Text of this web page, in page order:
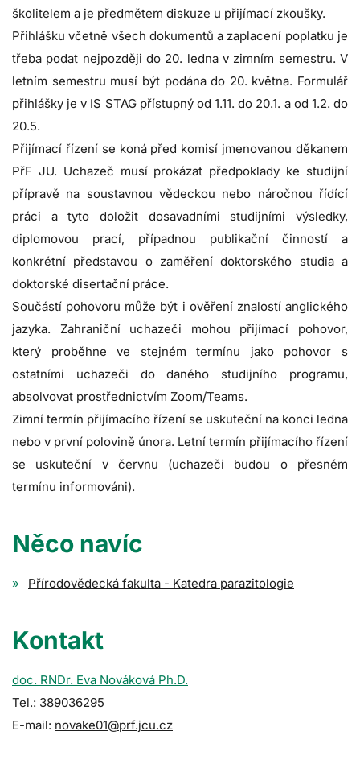
školitelem a je předmětem diskuze u přijímací zkoušky.
Přihlášku včetně všech dokumentů a zaplacení poplatku je
třeba podat nejpozději do 20. ledna v zimním semestru. V
letním semestru musí být podána do 20. května. Formulář
přihlášky je v IS STAG přístupný od 1.11. do 20.1. a od 1.2. do
20.5.
Přijímací řízení se koná před komisí jmenovanou děkanem
PřF JU. Uchazeč musí prokázat předpoklady ke studijní
přípravě na soustavnou vědeckou nebo náročnou řídící
práci a tyto doložit dosavadními studijními výsledky,
diplomovou prací, případnou publikační činností a
konkrétní představou o zaměření doktorského studia a
doktorské disertační práce.
Součástí pohovoru může být i ověření znalostí anglického
jazyka. Zahraniční uchazeči mohou přijímací pohovor,
který proběhne ve stejném termínu jako pohovor s
ostatními uchazeči do daného studijního programu,
absolvovat prostřednictvím Zoom/Teams.
Zimní termín přijímacího řízení se uskuteční na konci ledna
nebo v první polovině února. Letní termín přijímacího řízení
se uskuteční v červnu (uchazeči budou o přesném
termínu informováni).
Něco navíc
Přírodovědecká fakulta - Katedra parazitologie
Kontakt
doc. RNDr. Eva Nováková Ph.D.
Tel.: 389036295
E-mail: novake01@prf.jcu.cz